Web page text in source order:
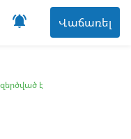
Վաճառել

է